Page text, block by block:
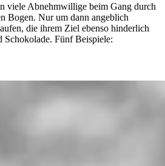
viele Abnehmwillige beim Gang durch
Bogen. Nur um dann angeblich
die ihrem Ziel ebenso hinderlich
Schokolade. Fünf Beispiele: